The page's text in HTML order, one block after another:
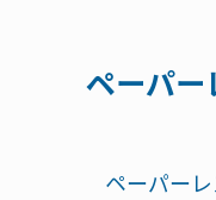
ペーパー
ペーパー